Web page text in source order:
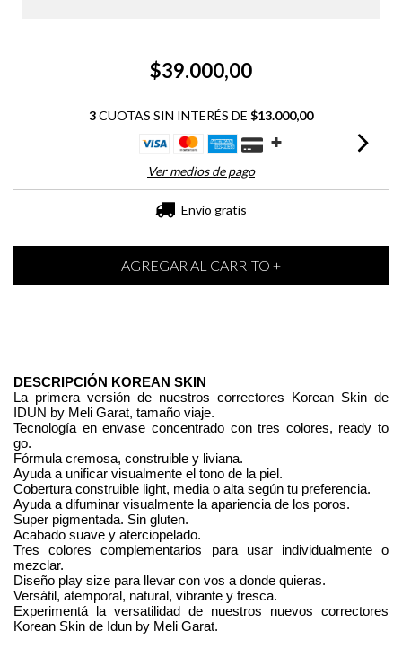
$39.000,00
3CUOTAS SIN INTERÉS DE $13.000,00
Ver medios de pago
Envío gratis
DESCRIPCIÓN KOREAN SKIN
La primera versión de nuestros correctores Korean Skin de
IDUN by Meli Garat, tamaño viaje.
Tecnología en envase concentrado con tres colores, ready to
go.
Fórmula cremosa, construible y liviana.
Ayuda a unificar visualmente el tono de la piel.
Cobertura construible light, media o alta según tu preferencia.
Ayuda a difuminar visualmente la apariencia de los poros.
Super pigmentada. Sin gluten.
Acabado suave y aterciopelado.
Tres colores complementarios para usar individualmente o
mezclar.
Diseño play size para llevar con vos a donde quieras.
Versátil, atemporal, natural, vibrante y fresca.
Experimentá la versatilidad de nuestros nuevos correctores
Korean Skin de Idun by Meli Garat.